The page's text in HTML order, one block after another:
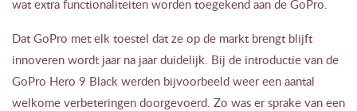
wat extra functionaliteiten worden toegekend aan de GoPro.
Dat GoPro met elk toestel dat ze op de markt brengt blijft
innoveren wordt jaar na jaar duidelijk. Bij de introductie van de
GoPro Hero 9 Black werden bijvoorbeeld weer een aantal
welkome verbeteringen doorgevoerd. Zo was er sprake van een